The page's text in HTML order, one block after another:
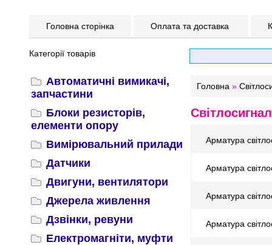
Головна сторінка Оплата та доставка
Категорії товарів
Автоматичні вимикачі,
запчастини
Блоки резисторів,
елементи опору
Вимірювальний прилади
Датчики
Двигуни, вентилятори
Джерела живлення
Дзвінки, ревуни
Електромагніти, муфти
Головна »
Арматура
Арматура
Арматура
Арматура